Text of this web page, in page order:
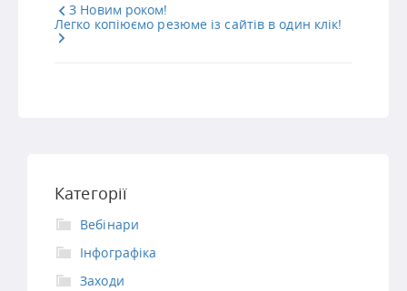
З Новим роком!
Легко копіюємо резюме із сайтів в один клік!
Категорії
Вебінари
Інфографіка
Заходи